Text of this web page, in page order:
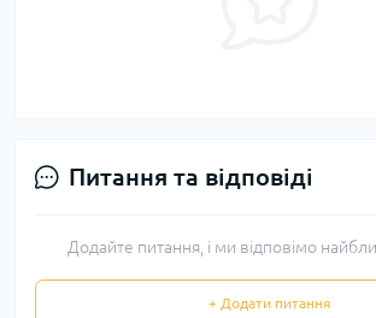
Питання та відповіді
Додайте питання, і ми відповімо
+ Додати питання